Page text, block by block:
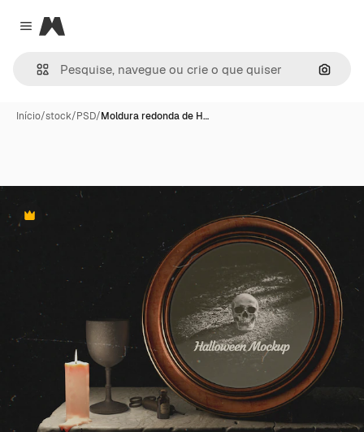
Close menu
Magnific
Início/stock/PSD/Moldura redonda de H…
Premium